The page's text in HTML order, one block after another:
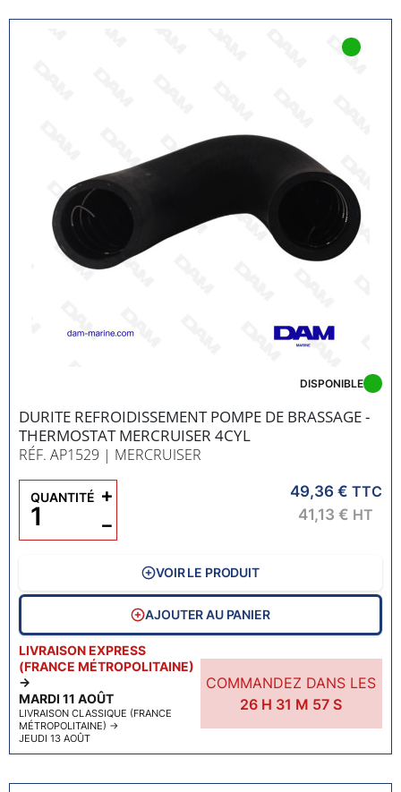
DURITE REFROIDISSEMENT POMPE DE BRASSAGE -
THERMOSTAT MERCRUISER 4CYL
RÉF. AP1529 | MERCRUISER
LIVRAISON EXPRESS
(FRANCE MÉTROPOLITAINE)
→
MARDI 11 AOÛT
LIVRAISON CLASSIQUE (FRANCE
MÉTROPOLITAINE) →
JEUDI 13 AOÛT
COMMANDEZ DANS LES
26H 31 M 56 S
DISPONIBLE
49,36 € TTC
41,13 € HT
QUANTITÉ
−
+
VOIR LE PRODUIT
AJOUTER AU PANIER